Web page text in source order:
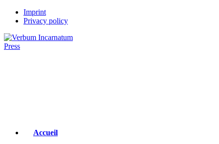
Skip
Imprint
Privacy policy
Accueil